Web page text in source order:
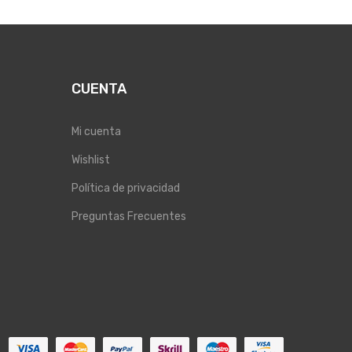
CUENTA
Mi cuenta
Wishlist
Política de privacidad
Preguntas Frecuentes